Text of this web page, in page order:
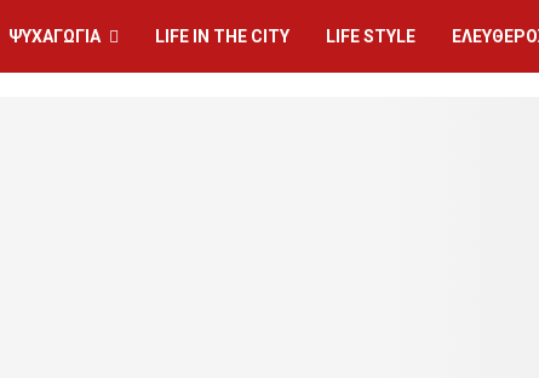
ΨΥΧΑΓΩΓΙΑ LIFE IN THE CITY LIFE STYLE